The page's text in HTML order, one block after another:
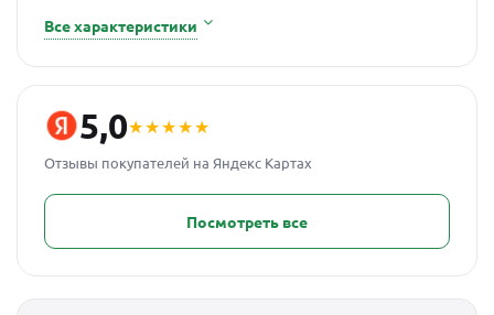
Все характеристики
5,0★★★★★
Отзывы покупателей на Яндекс Картах
Посмотреть все